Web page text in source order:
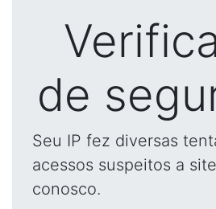
de
Seu IP fez diversas
acessos suspeitos a
conosco.